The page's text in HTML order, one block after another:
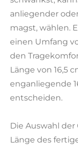
anliegender
magst, wählen.
einen Umfang
den
Länge von 16,5
enganliegende
entscheiden.
Die Auswahl
Länge des